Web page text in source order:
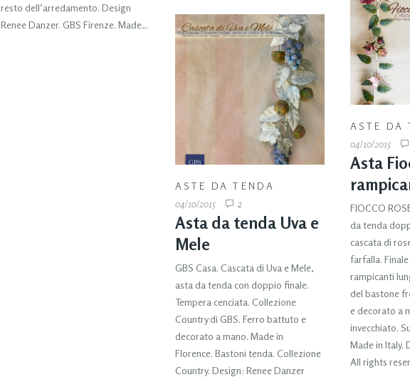
resto dell’arredamento. Design
Renee Danzer. GBS Firenze. Made…
ASTE DA
04/10/2015
Asta
FIOCCO
da tenda
cascata di
farfalla.
rampicanti
del bastone
e decorato a
invecchiato.
Made in Italy.
All rights
ASTE DA TENDA
04/10/2015
2
Asta da tenda Uva e
Mele
GBS Casa. Cascata di Uva e Mele,
asta da tenda con doppio finale.
Tempera cenciata. Collezione
Country di GBS. Ferro battuto e
decorato a mano. Made in
Florence. Bastoni tenda. Collezione
Country. Design: Renee Danzer